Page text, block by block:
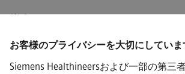
お客様のプライバシーを大切にしていま
Siemens Healthineersおよび一部の第三者